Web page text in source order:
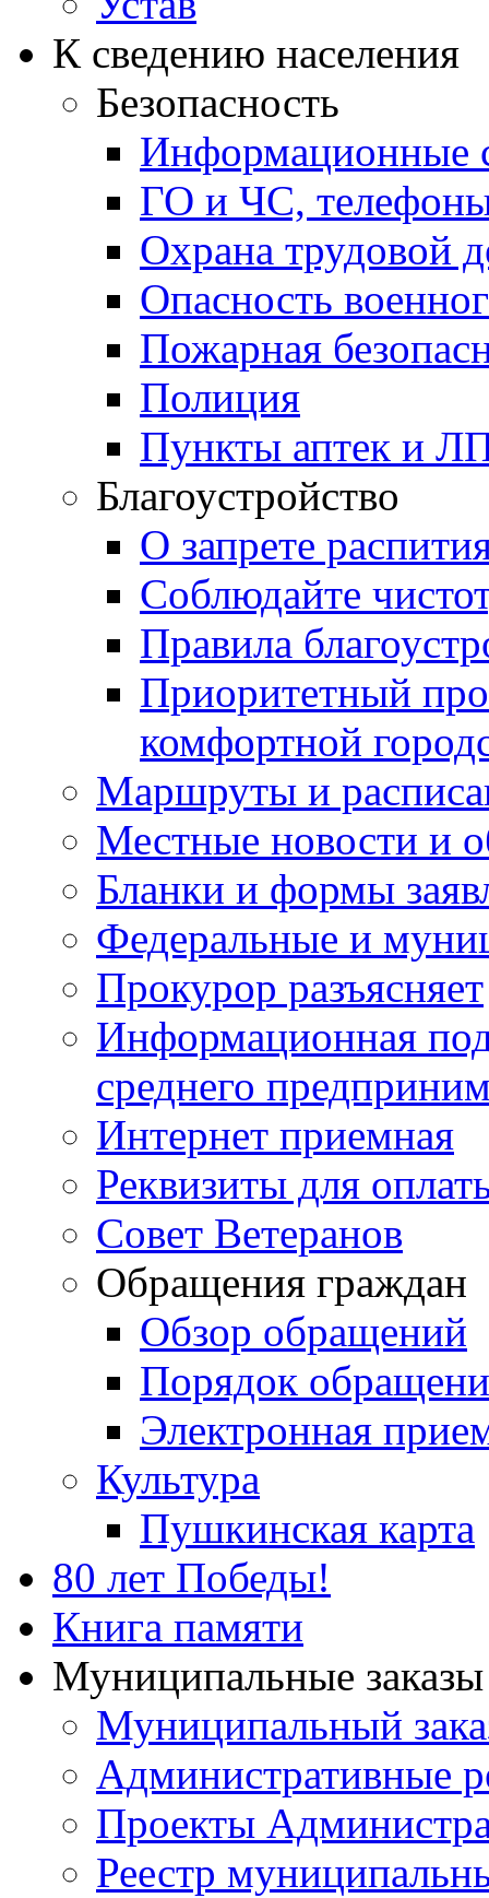
К сведению населения
Безопасность
Информационные
ГО и ЧС,
Охрана трудовой
Опасность
Пожарная
Полиция
Пункты аптек и
Благоустройство
О запрете
Соблюдайте
Правила
Приоритетный
комфортной
Маршруты и
Местные новости и
Бланки и формы
Федеральные и
Прокурор разъясняет
Информационная
среднего
Интернет приемная
Реквизиты для
Совет Ветеранов
Обращения граждан
Обзор обращений
Порядок
Электронная
Культура
Пушкинская карта
80 лет Победы!
Книга памяти
Муниципальные
Муниципальный
Административные
Проекты
Реестр